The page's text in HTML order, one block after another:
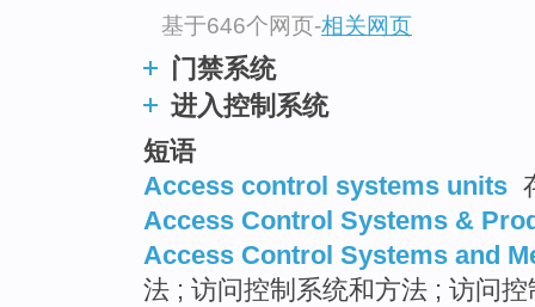
基于646个网页-相关网页
门禁系统
进入控制系统
短语
Access control systems units
Access Control Systems &
Access Control Systems and
法 ; 访问控制系统和方法 ; 访问